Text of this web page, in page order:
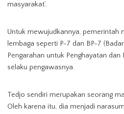
masyarakat’.
Untuk mewujudkannya, pemerintah
lembaga seperti P-7 dan BP-7
Pengarahan untuk Penghayatan dan
selaku pengawasnya.
Tedjo sendiri merupakan seorang
Oleh karena itu, dia menjadi